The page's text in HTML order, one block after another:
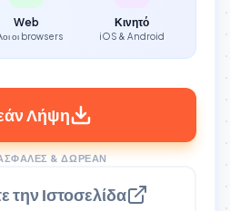
Web
οι browsers
Κινητό
iOS & Android
Λήψη
& ΔΩΡΕΆΝ
την Ιστοσελίδα